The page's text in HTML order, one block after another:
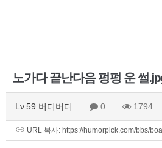
노가다 끝난다음 펑펑 운 썰
Lv.59 버디버디 0 1794
URL 복사: https://humorpick.com/bbs/